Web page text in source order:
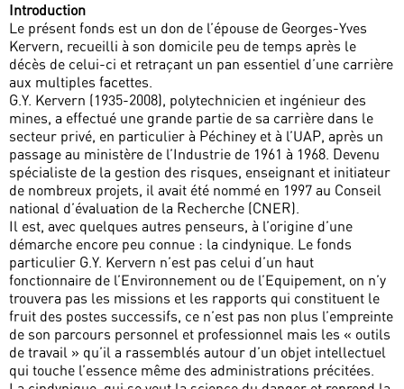
Introduction
Le présent fonds est un don de l’épouse de Georges-Yves
Kervern, recueilli à son domicile peu de temps après le
décès de celui-ci et retraçant un pan essentiel d’une carrière
aux multiples facettes.
G.Y. Kervern (1935-2008), polytechnicien et ingénieur des
mines, a effectué une grande partie de sa carrière dans le
secteur privé, en particulier à Péchiney et à l’UAP, après un
passage au ministère de l’Industrie de 1961 à 1968. Devenu
spécialiste de la gestion des risques, enseignant et initiateur
de nombreux projets, il avait été nommé en 1997 au Conseil
national d’évaluation de la Recherche (CNER).
Il est, avec quelques autres penseurs, à l’origine d’une
démarche encore peu connue : la cindynique. Le fonds
particulier G.Y. Kervern n’est pas celui d’un haut
fonctionnaire de l’Environnement ou de l’Equipement, on n’y
trouvera pas les missions et les rapports qui constituent le
fruit des postes successifs, ce n’est pas non plus l’empreinte
de son parcours personnel et professionnel mais les « outils
de travail » qu’il a rassemblés autour d’un objet intellectuel
qui touche l’essence même des administrations précitées.